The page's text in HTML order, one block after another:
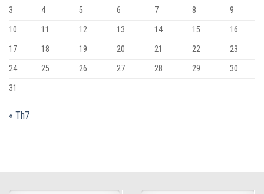
3
4 5 6 7 8
9
10
11 12 13 14 15
16
17
18 19 20 21 22
23
24
25 26 27 28 29
30
31
« Th7